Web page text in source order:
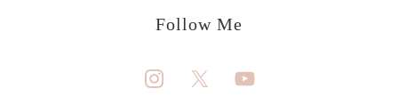
Follow Me